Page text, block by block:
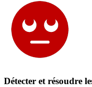
Détecter et résoudre